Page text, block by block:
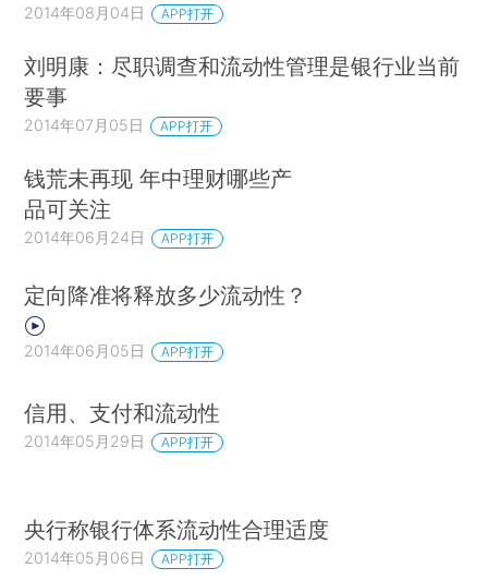
2014年08月04日 APP打开
刘明康：尽职调查和流动性管理是银行业当前
要事
2014年07月05日 APP打开
钱荒未再现 年中理财哪些产
品可关注
2014年06月24日 APP打开
定向降准将释放多少流动性？
2014年06月05日 APP打开
信用、支付和流动性
2014年05月29日 APP打开
央行称银行体系流动性合理适度
2014年05月06日 APP打开